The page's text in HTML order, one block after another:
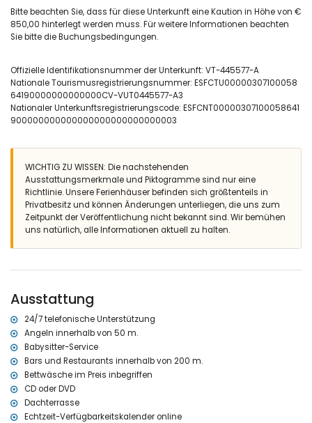
2 Schlafzimmer, jeweils mit 2 Einzelbetten
Schlafzimmer mit 2 Einzelbetten und Bad en-suite
2 Badezimmer en-suite, jeweils mit Waschbecken, Dusche und WC
Außenbereich der Villa
eingezäuntes Grundstück
oval geformter privater Pool mit 9m x 4m und 2m Tiefe
Garten mit Bäumen und Gartenmöbeln mit Liegen
Wintergarten
Grill
Außendusche
Außensitzbereich und Essbereich im Freien
5 private Parkplätze
Dachterrasse
Weitere Informationen
nächster Strand: La Barraca Portixol (innerhalb von 25 Metern von
Villa)
zweitnächster Flughafen: Valencia (innerhalb von 100 Kilometern
von der Villa)
öffentliche Verkehrsmittel in der Nähe: Bus innerhalb von 5
Kilometern
Haustiere erlaubt
Die Unterkunft ist sehr geeignet für Familien mit Kindern
Ausstattung und Dienstleistungen im Mietpreis der Villa
enthalten
Bitte beachten Sie, dass für diese Unterkunft eine Kaution in Höhe von €
850,00 hinterlegt werden muss. Für weitere Informationen beachten
Sie bitte die Buchungsbedingungen.
Offizielle Identifikationsnummer der Unterkunft: VT-445577-A
Nationale Tourismusregistrierungsnummer: ESFCTU00000307100058
64190000000000000CV-VUT0445577-A3
Nationaler Unterkunftsregistrierungscode: ESFCNT00000307100058641
900000000000000000000000000003
WICHTIG ZU WISSEN: Die nachstehenden
Ausstattungsmerkmale und Piktogramme sind nur eine
Richtlinie. Unsere Ferienhäuser befinden sich größtenteils in
Privatbesitz und können Änderungen unterliegen, die uns zum
Zeitpunkt der Veröffentlichung nicht bekannt sind. Wir bemühen
uns natürlich, alle Informationen aktuell zu halten.
Ausstattung
24/7 telefonische Unterstützung
Angeln innerhalb von 50 m.
Babysitter-Service
Bars und Restaurants innerhalb von 200 m.
Bettwäsche im Preis inbegriffen
CD oder DVD
Dachterrasse
Echtzeit-Verfügbarkeitskalender online